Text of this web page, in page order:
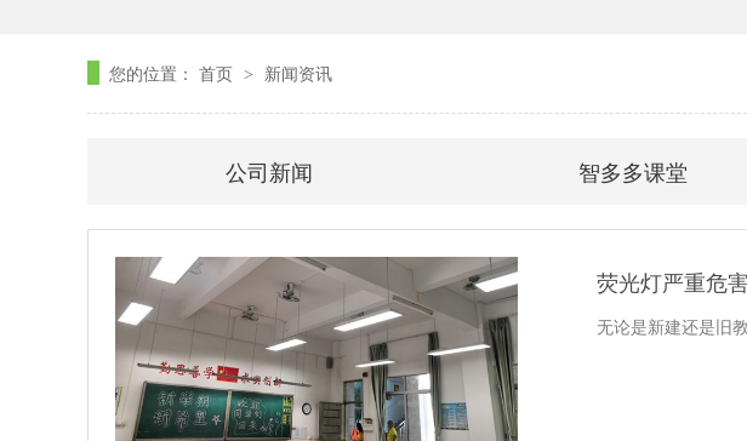
您的位置： 首页 > 新闻资讯
公司新闻 智多多课堂
荧光灯严重危
无论是新建还是旧